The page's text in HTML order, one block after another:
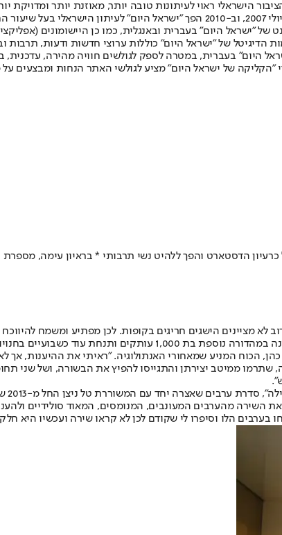
הישראלי ראוי לעיתונות טובה יותר, מאוזנת יותר ומדויקת
תשלום. המהדורה המודפסת הראשונה פורסמה ב-30 ביולי 2007, וב-2010
הדיגיטל של "ישראל היום" כוללות ערוצי חדשות ודעות, תרבות
"ישראל היום" בעברית, במטרה לספק לגולשים חוויה מהירה,
"הקליקה של ישראל היום" מציע לגולשי האתר הנחות ומבצעים
הדסטארט והפך ללהיט נשי תרבותי * בראיון עימה,
לא מציינים הישגים חריגים בקופות. לכן מפתיע ומשמח
הספרים, לאחר שהמהדורה הראשונה נמכרה במלואה.
הכוח המניע שמאחורי האנתולוגיה. "ראיתי את ההיענות, אך
שתרמו ממיטב יצירתן והתגייסו להפיץ את הבשורה, ושל שני
את השירה מהערבים המעונבים, המנומסים, המאוד סולידיים
הלו וסיפרו לי שקודם לכן לא קראו שירה ועכשיו היא